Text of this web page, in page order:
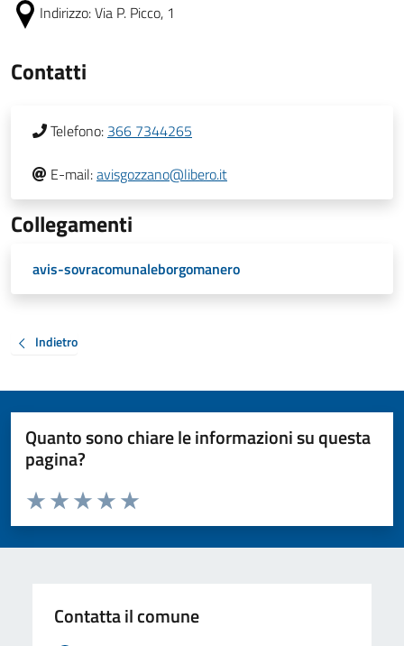
Indirizzo:Via P. Picco, 1
Contatti
Telefono: 366 7344265
E-mail:avisgozzano@libero.it
Collegamenti
avis-sovracomunaleborgomanero
Indietro
Quanto sono chiare le informazioni su questa
pagina?
Valuta da 1 a 5 stelle la pagina
Valuta 5 stelle su 5
Valuta 4 stelle su 5
Valuta 3 stelle su 5
Valuta 2 stelle su 5
Valuta 1 stelle su 5
Contatta il comune